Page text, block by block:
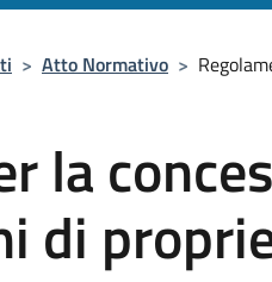
> Atto Normativo >
la
di